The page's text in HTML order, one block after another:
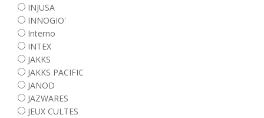
INJUSA
INNOGIO'
Interno
INTEX
JAKKS
JAKKS PACIFIC
JANOD
JAZWARES
JEUX CULTES